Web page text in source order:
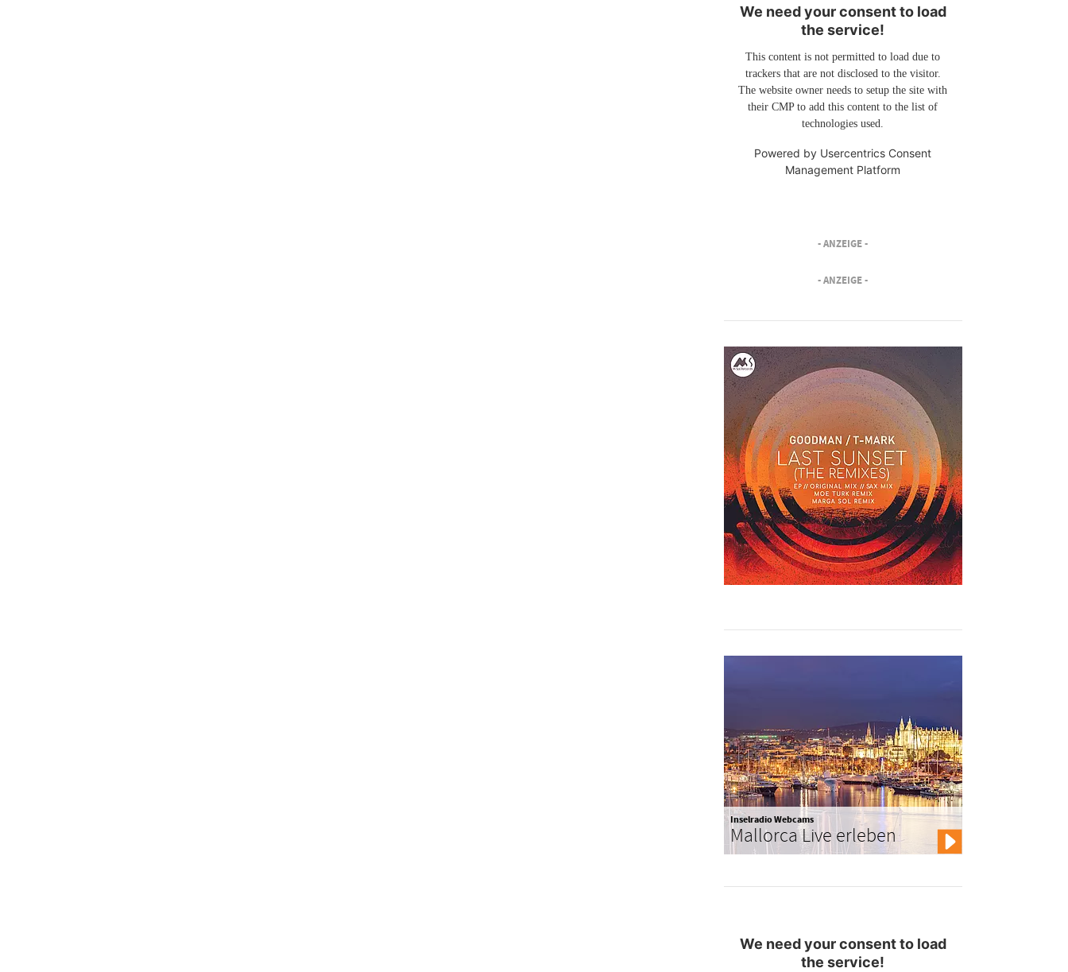
We need your consent to load
the service!
This content is not permitted to load due to
trackers that are not disclosed to the visitor.
The website owner needs to setup the site with
their CMP to add this content to the list of
technologies used.
Powered by Usercentrics Consent
Management Platform
- ANZEIGE -
- ANZEIGE -
Inselradio Webcams
Mallorca Live erleben
We need your consent to load
the service!